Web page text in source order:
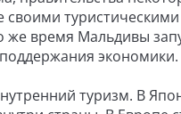
же время Мальдивы
экономики.
туризм. В